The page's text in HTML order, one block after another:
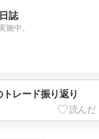
誌
施中。
トレード振り返り